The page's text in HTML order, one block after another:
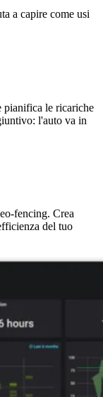
a capire come usi
pianifica le ricariche
l'auto va in
fencing. Crea
del tuo